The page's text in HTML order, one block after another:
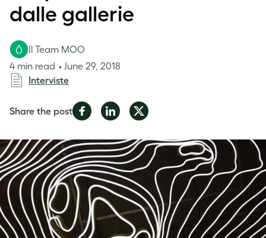
dalle gallerie
Il Team MOO
4 min read
June 29, 2018
Interviste
Share the postShare
Facebook
Share
LinkedIn
Share
Twitter